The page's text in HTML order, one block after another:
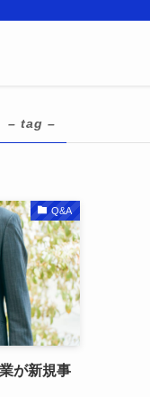
– tag –
Q&A
が新規事